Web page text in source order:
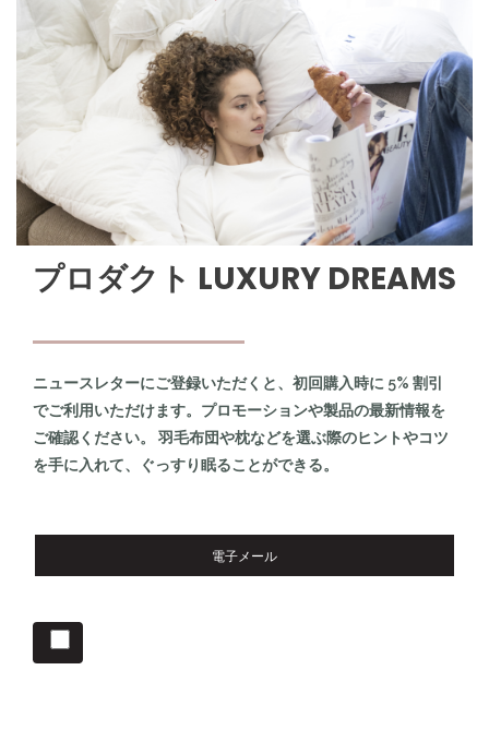
プロダクト LUXURY DREAMS
ニュースレターにご登録いただくと、初回購入時に 5% 割引
でご利用いただけます。プロモーションや製品の最新情報を
ご確認ください。 羽毛布団や枕などを選ぶ際のヒントやコツ
を手に入れて、ぐっすり眠ることができる。